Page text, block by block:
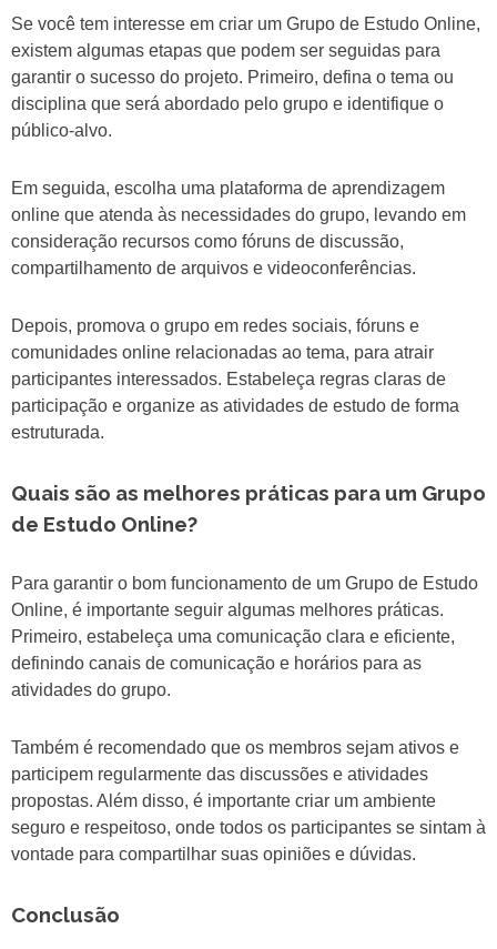
Se você tem interesse em criar um Grupo de Estudo Online,
existem algumas etapas que podem ser seguidas para
garantir o sucesso do projeto. Primeiro, defina o tema ou
disciplina que será abordado pelo grupo e identifique o
público-alvo.
Em seguida, escolha uma plataforma de aprendizagem
online que atenda às necessidades do grupo, levando em
consideração recursos como fóruns de discussão,
compartilhamento de arquivos e videoconferências.
Depois, promova o grupo em redes sociais, fóruns e
comunidades online relacionadas ao tema, para atrair
participantes interessados. Estabeleça regras claras de
participação e organize as atividades de estudo de forma
estruturada.
Quais são as melhores práticas para um Grupo
de Estudo Online?
Para garantir o bom funcionamento de um Grupo de Estudo
Online, é importante seguir algumas melhores práticas.
Primeiro, estabeleça uma comunicação clara e eficiente,
definindo canais de comunicação e horários para as
atividades do grupo.
Também é recomendado que os membros sejam ativos e
participem regularmente das discussões e atividades
propostas. Além disso, é importante criar um ambiente
seguro e respeitoso, onde todos os participantes se sintam à
vontade para compartilhar suas opiniões e dúvidas.
Conclusão